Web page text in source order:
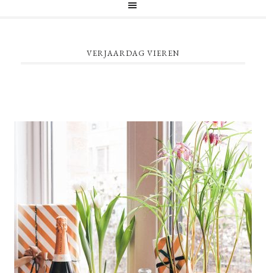
VERJAARDAG VIEREN